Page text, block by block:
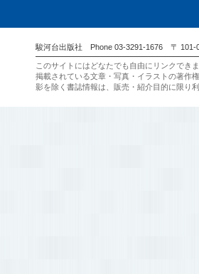
駿河台出版社 Phone 03-3291-1676 〒 101-
このサイトにはどなたでも自由にリンクできま
掲載されている文章・写真・イラストの著作
影を除く書誌情報は、販売・紹介目的に限り利